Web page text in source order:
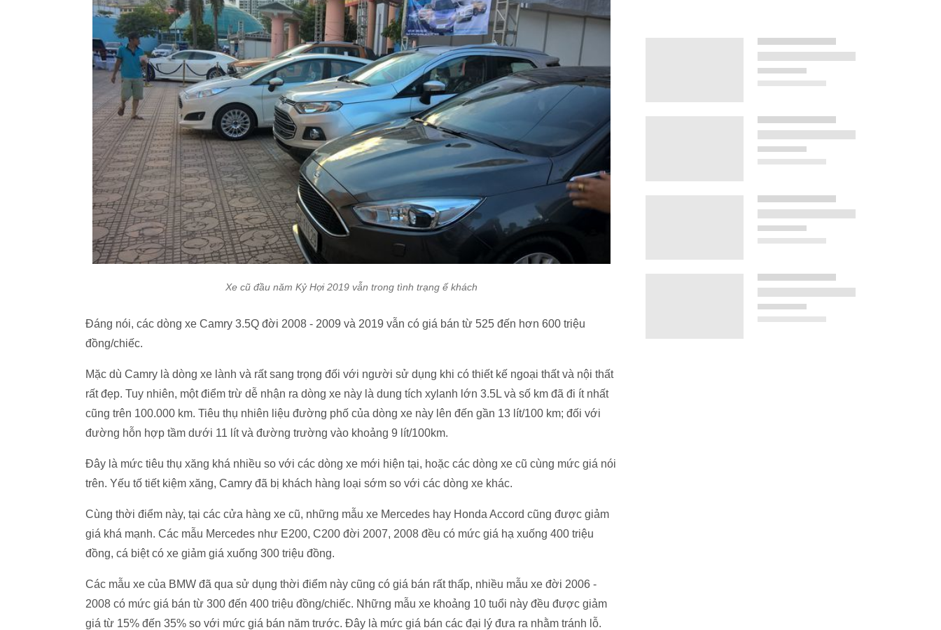
Xe cũ đầu năm Kỷ Hợi 2019 vẫn trong tình trạng ế khách
Đáng nói, các dòng xe Camry 3.5Q đời 2008 - 2009 và 2019 vẫn có giá bán từ 525 đến hơn 600 triệu
đồng/chiếc.
Mặc dù Camry là dòng xe lành và rất sang trọng đối với người sử dụng khi có thiết kế ngoại thất và nội thất
rất đẹp. Tuy nhiên, một điểm trừ dễ nhận ra dòng xe này là dung tích xylanh lớn 3.5L và số km đã đi ít nhất
cũng trên 100.000 km. Tiêu thụ nhiên liệu đường phố của dòng xe này lên đến gần 13 lít/100 km; đối với
đường hỗn hợp tầm dưới 11 lít và đường trường vào khoảng 9 lít/100km.
Đây là mức tiêu thụ xăng khá nhiều so với các dòng xe mới hiện tại, hoặc các dòng xe cũ cùng mức giá nói
trên. Yếu tố tiết kiệm xăng, Camry đã bị khách hàng loại sớm so với các dòng xe khác.
Cùng thời điểm này, tại các cửa hàng xe cũ, những mẫu xe Mercedes hay Honda Accord cũng được giảm
giá khá mạnh. Các mẫu Mercedes như E200, C200 đời 2007, 2008 đều có mức giá hạ xuống 400 triệu
đồng, cá biệt có xe giảm giá xuống 300 triệu đồng.
Các mẫu xe của BMW đã qua sử dụng thời điểm này cũng có giá bán rất thấp, nhiều mẫu xe đời 2006 -
2008 có mức giá bán từ 300 đến 400 triệu đồng/chiếc. Những mẫu xe khoảng 10 tuổi này đều được giảm
giá từ 15% đến 35% so với mức giá bán năm trước. Đây là mức giá bán các đại lý đưa ra nhằm tránh lỗ.